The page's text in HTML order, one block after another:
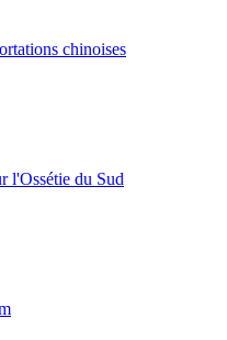
chinoises
l'Ossétie du Sud